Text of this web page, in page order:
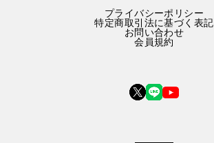
プライバシーポリシー
特定商取引法に基づく表記
お問い合わせ
会員規約